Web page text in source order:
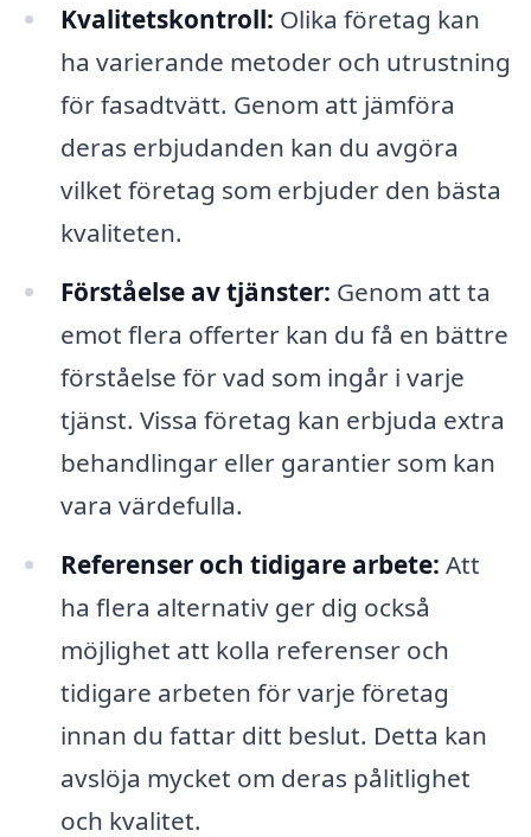
Kvalitetskontroll: Olika företag kan
ha varierande metoder och utrustning
för fasadtvätt. Genom att jämföra
deras erbjudanden kan du avgöra
vilket företag som erbjuder den bästa
kvaliteten.
Förståelse av tjänster: Genom att ta
emot flera offerter kan du få en bättre
förståelse för vad som ingår i varje
tjänst. Vissa företag kan erbjuda extra
behandlingar eller garantier som kan
vara värdefulla.
Referenser och tidigare arbete: Att
ha flera alternativ ger dig också
möjlighet att kolla referenser och
tidigare arbeten för varje företag
innan du fattar ditt beslut. Detta kan
avslöja mycket om deras pålitlighet
och kvalitet.